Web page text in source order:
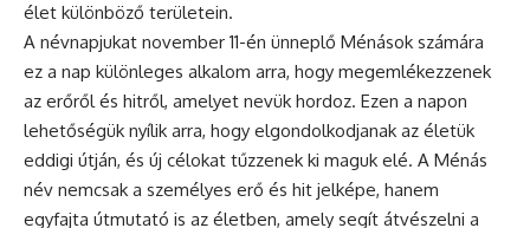
élet különböző területein.
A névnapjukat november 11-én ünneplő Ménások számára
ez a nap különleges alkalom arra, hogy megemlékezzenek
az erőről és hitről, amelyet nevük hordoz. Ezen a napon
lehetőségük nyílik arra, hogy elgondolkodjanak az életük
eddigi útján, és új célokat tűzzenek ki maguk elé. A Ménás
név nemcsak a személyes erő és hit jelképe, hanem
egyfajta útmutató is az életben, amely segít átvészelni a